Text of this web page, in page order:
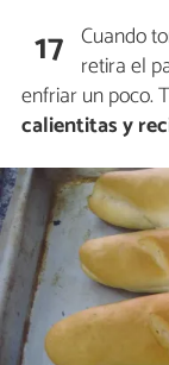
17 Cuando
retira el
enfriar un poco.
calientitas y